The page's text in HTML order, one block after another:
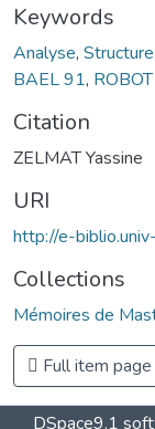
Keywords
Analyse, Structure,
BAEL 91, ROBOT
Citation
ZELMAT Yassine
URI
http://e-
Collections
Mémoires de
Full item page
DSpace9.1